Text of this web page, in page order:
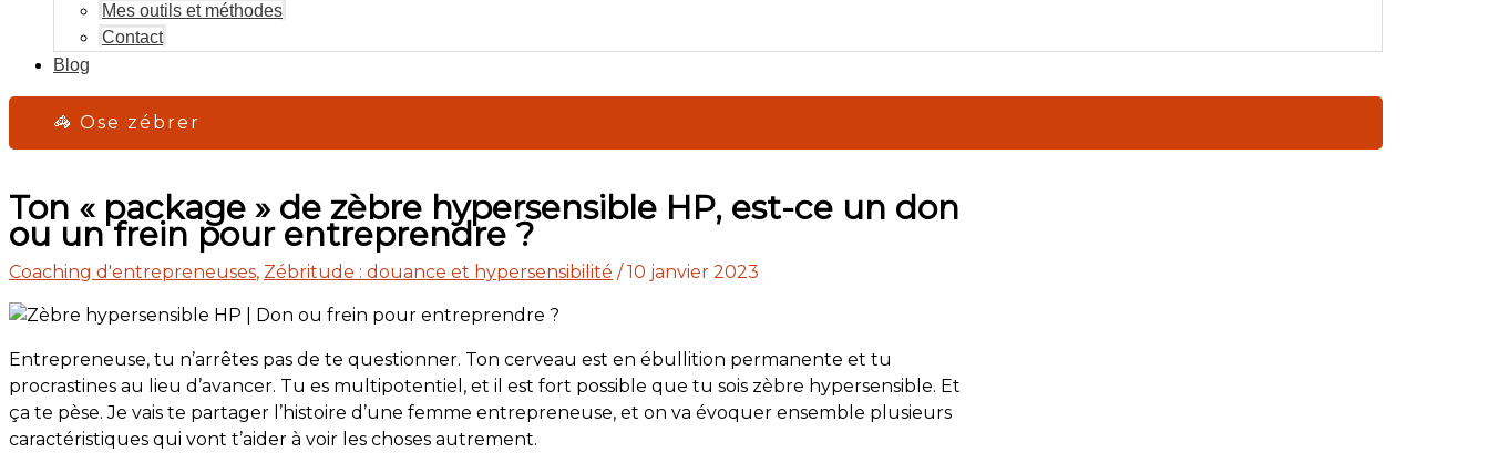
Mes outils et méthodes
Contact
Blog
🦓 Ose zébrer
Ton « package » de zèbre hypersensible HP, est-ce un don
ou un frein pour entreprendre ?
Coaching d'entrepreneuses, Zébritude : douance et hypersensibilité /10 janvier 2023
Entrepreneuse, tu n’arrêtes pas de te questionner. Ton cerveau est en ébullition permanente et tu
procrastines au lieu d’avancer. Tu es multipotentiel, et il est fort possible que tu sois zèbre hypersensible. Et
ça te pèse. Je vais te partager l’histoire d’une femme entrepreneuse, et on va évoquer ensemble plusieurs
caractéristiques qui vont t’aider à voir les choses autrement.